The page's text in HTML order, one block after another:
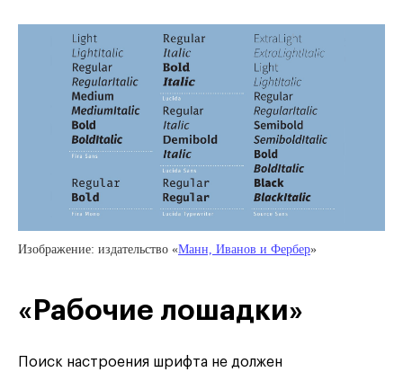
Изображение: издательство «Манн, Иванов и Фербер»
«Рабочие лошадки»
Поиск настроения шрифта не должен